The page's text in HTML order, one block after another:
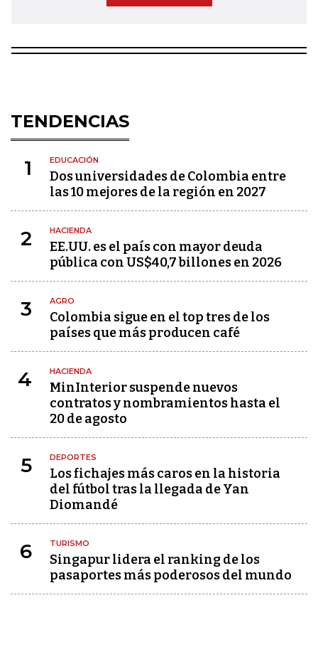
TENDENCIAS
1 EDUCACIÓN
Dos universidades de Colombia entre
las 10 mejores de la región en 2027
2 HACIENDA
EE.UU. es el país con mayor deuda
pública con US$40,7 billones en 2026
3 AGRO
Colombia sigue en el top tres de los
países que más producen café
4 HACIENDA
MinInterior suspende nuevos
contratos y nombramientos hasta el
20 de agosto
5 DEPORTES
Los fichajes más caros en la historia
del fútbol tras la llegada de Yan
Diomandé
6 TURISMO
Singapur lidera el ranking de los
pasaportes más poderosos del mundo